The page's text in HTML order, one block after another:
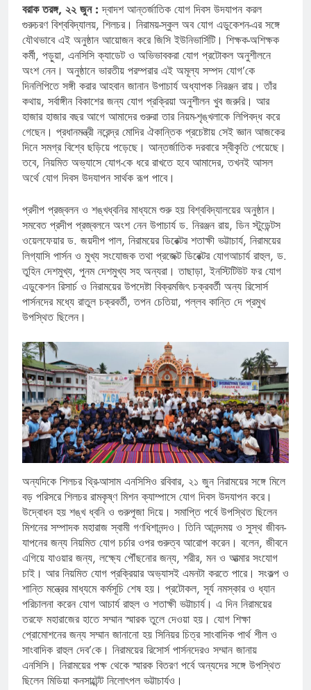
বরাক তরঙ্গ, ২২ জুন :দ্বাদশ আন্তর্জাতিক যোগ দিবস উদযাপন করল
গুরুচরণ বিশ্ববিদ্যালয়, শিলচর। নিরাময়-স্কুল অব যোগ এডুকেশন-এর সঙ্গে
যৌথভাবে এই অনুষ্ঠান আয়োজন করে জিসি ইউনিভার্সিটি। শিক্ষক-অশিক্ষক
কর্মী, পড়ুয়া, এনসিসি ক্যাডেট ও অভিভাবকরা যোগ প্রটোকল অনুশীলনে
অংশ নেন। অনুষ্ঠানে ভারতীয় পরম্পরার এই অমূল্য সম্পদ যোগ’কে
দিনলিপিতে সঙ্গী করার আহবান জানান উপাচার্য অধ্যাপক নিরঞ্জন রায়। তাঁর
কথায়, সর্বাঙ্গীন বিকাশের জন্য যোগ প্রক্রিয়া অনুশীলন খুব জরুরি। আর
হাজার হাজার বছর আগে আমাদের গুরুরা তার নিয়ম-শৃঙ্খলাকে লিপিবদ্ধ করে
গেছেন। প্রধানমন্ত্রী নরেন্দ্র মোদির ঐকান্তিক প্রচেষ্টায় সেই জ্ঞান আজকের
দিনে সমগ্র বিশ্বে ছড়িয়ে পড়েছে। আন্তর্জাতিক দরবারে স্বীকৃতি পেয়েছে।
তবে, নিয়মিত অভ্যাসে যোগ-কে ধরে রাখতে হবে আমাদের, তখনই আসল
অর্থে যোগ দিবস উদযাপন সার্থক রূপ পাবে।
প্রদীপ প্রজ্বলন ও শঙ্খধ্বনির মাধ্যমে শুরু হয় বিশ্ববিদ্যালয়ের অনুষ্ঠান।
সমবেত প্রদীপ প্রজ্বলনে অংশ নেন উপাচার্য ড. নিরঞ্জন রায়, ডিন স্টুডেন্টস
ওয়েলফেয়ার ড. জয়দীপ পাল, নিরাময়ের ডিরেক্টর শতাক্ষী ভট্টাচার্য, নিরাময়ের
লিগ্যাসি পার্সন ও মুখ্য সংযোজক তথা প্রজেক্ট ডিরেক্টর যোগআচার্য রাহুল, ড.
তুহিন দেশমুখ্য, পুনম দেশমুখ্য সহ অন্যরা। তাছাড়া, ইনস্টিটিউট ফর যোগ
এডুকেশন রিসার্চ ও নিরাময়ের উপদেষ্টা বিক্রমজিৎ চক্রবর্তী অন্য রিসোর্স
পার্সনদের মধ্যে রাতুল চক্রবর্তী, তপন চেতিয়া, পল্লব কান্তি দে প্রমুখ
উপস্থিত ছিলেন।
অন্যদিকে শিলচর থ্রি-আসাম এনসিসিও রবিবার, ২১ জুন নিরাময়ের সঙ্গে মিলে
বড় পরিসরে শিলচর রামকৃষ্ণ মিশন ক্যাম্পাসে যোগ দিবস উদযাপন করে।
উদ্বোধন হয় শঙ্খ ধ্বনি ও গুরুপূজা দিয়ে। সমাপ্তি পর্বে উপস্থিত ছিলেন
মিশনের সম্পাদক মহারাজ স্বামী গণধিশানন্দও। তিনি আনন্দময় ও সুস্থ জীবন-
যাপনের জন্য নিয়মিত যোগ চর্চার ওপর গুরুত্ব আরোপ করেন। বলেন, জীবনে
এগিয়ে যাওয়ার জন্য, লক্ষ্যে পৌঁছনোর জন্য, শরীর, মন ও আত্মার সংযোগ
চাই। আর নিয়মিত যোগ প্রক্রিয়ার অভ্যাসই এমনটা করতে পারে। সংকল্প ও
শান্তি মন্ত্রের মাধ্যমে কর্মসূচি শেষ হয়। প্রটোকল, সূর্য নমস্কার ও ধ্যান
পরিচালনা করেন যোগ আচার্য রাহুল ও শতাক্ষী ভট্টাচার্য। এ দিন নিরাময়ের
তরফে মহারাজের হাতে সম্মান স্মারক তুলে দেওয়া হয়। যোগ শিক্ষা
প্রোমোশনের জন্য সম্মান জানানো হয় সিনিয়র চিত্র সাংবাদিক পার্থ শীল ও
সাংবাদিক রাহুল দেব’কে। নিরাময়ের রিসোর্স পার্সনদেরও সম্মান জানায়
এনসিসি। নিরাময়ের পক্ষ থেকে স্মারক বিতরণ পর্বে অন্যদের সঙ্গে উপস্থিত
ছিলেন মিডিয়া কনসাল্টেন্ট নিলোৎপল ভট্টাচার্যও।